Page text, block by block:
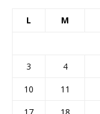
L M
3
4
10
11
17
18